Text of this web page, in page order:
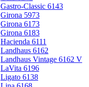
Gastro-Classic 6143
Girona 5973
Girona 6173
Girona 6183
Hacienda 6111
Landhaus 6162
Landhaus Vintage 6162 V
LaVita 6196
Ligato 6138